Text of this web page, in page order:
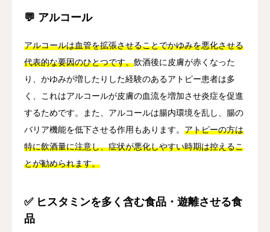
💬 アルコール
アルコールは血管を拡張させることでかゆみを悪化させる
代表的な要因のひとつです。飲酒後に皮膚が赤くなった
り、かゆみが増したりした経験のあるアトピー患者は多
く、これはアルコールが皮膚の血流を増加させ炎症を促進
するためです。また、アルコールは腸内環境を乱し、腸の
バリア機能を低下させる作用もあります。 アトピーの方は
特に飲酒量に注意し、症状が悪化しやすい時期は控えるこ
とが勧められます。
✅ ヒスタミンを多く含む食品・遊離させる食
品